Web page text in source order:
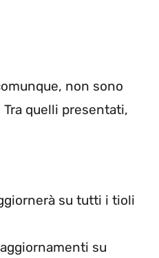
non sono
quelli presentati,
su tutti i tioli
su